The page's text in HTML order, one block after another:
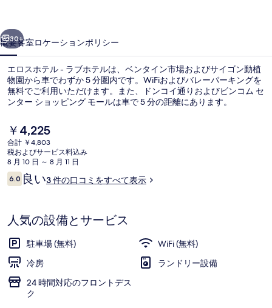
ラ
ブ
ホ
テ
の
写
真
ギ
ャ
ラ
リ
ー
30+
概要客室ロケーションポリシー
エロスホテル - ラブホテルは、ベンタイン市場およびサイゴン動植
物園から車でわずか 5 分圏内です。WiFiおよびバレーパーキングを
無料でご利用いただけます。また、ドンコイ通りおよびビンコム セ
ンター ショッピング モールは車で 5 分の距離にあります。
現
在
の
料
金
は
す
￥4,225
合計 ￥4,803
税およびサービス料込み
8 月 10 日 ～ 8 月 11 日
口
コ
6.010段階中6.0
良い3 件の口コミをすべて表示
人気の設備とサービス
駐車場 (無料)
WiFi (無料)
冷房
ランドリー設備
24 時間対応のフロントデス
ク